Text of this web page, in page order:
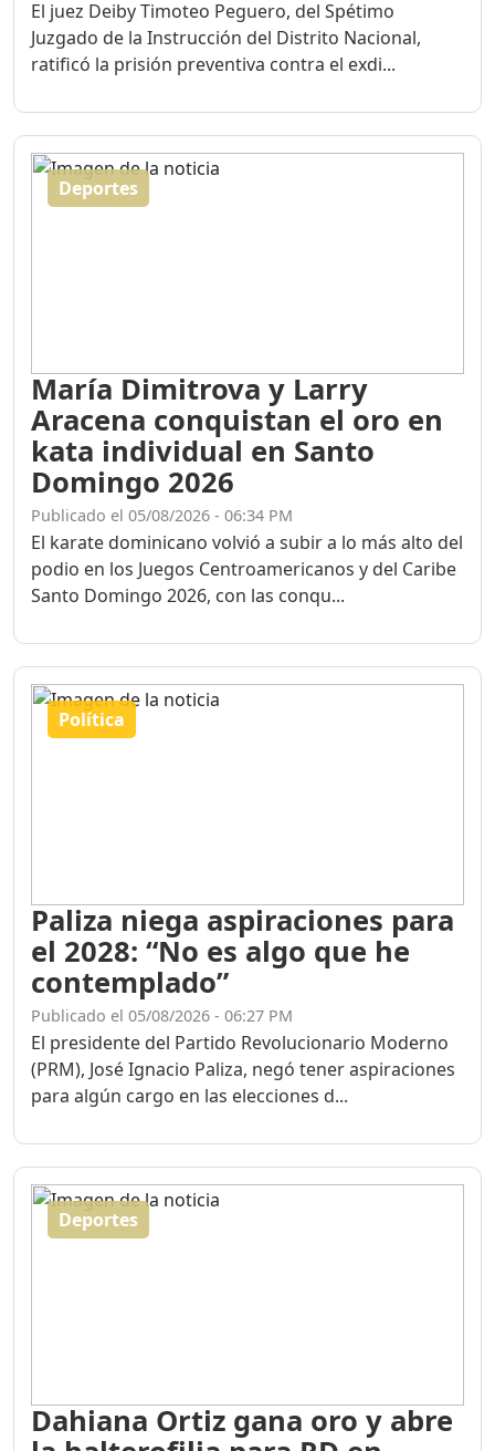
El juez Deiby Timoteo Peguero, del Spétimo
Juzgado de la Instrucción del Distrito Nacional,
ratificó la prisión preventiva contra el exdi...
Deportes
María Dimitrova y Larry
Aracena conquistan el oro en
kata individual en Santo
Domingo 2026
Publicado el 05/08/2026 - 06:34 PM
El karate dominicano volvió a subir a lo más alto del
podio en los Juegos Centroamericanos y del Caribe
Santo Domingo 2026, con las conqu...
Política
Paliza niega aspiraciones para
el 2028: “No es algo que he
contemplado”
Publicado el 05/08/2026 - 06:27 PM
El presidente del Partido Revolucionario Moderno
(PRM), José Ignacio Paliza, negó tener aspiraciones
para algún cargo en las elecciones d...
Deportes
Dahiana Ortiz gana oro y abre